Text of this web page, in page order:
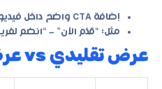
إضافة CTA واضح داخل فيديو
مثل: “قدّم الآن” – “انضم
عرض تقليدي vs عرض احترافي